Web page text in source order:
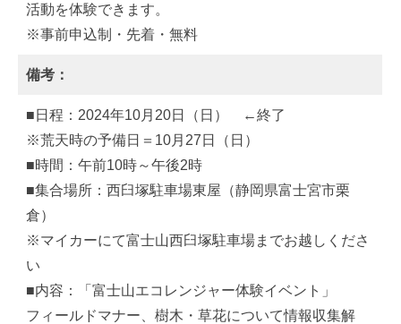
活動を体験できます。
※事前申込制・先着・無料
備考：
■日程：2024年10月20日（日） ←終了
※荒天時の予備日＝10月27日（日）
■時間：午前10時～午後2時
■集合場所：西臼塚駐車場東屋（静岡県富士宮市栗
倉）
※マイカーにて富士山西臼塚駐車場までお越しくださ
い
■内容：「富士山エコレンジャー体験イベント」
フィールドマナー、樹木・草花について情報収集解